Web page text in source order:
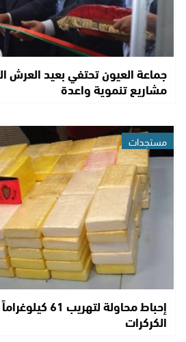
جماعة العيون تحتفي بعيد العرش
مشاريع تنموية واعدة
مستجدات
إحباط محاولة
الكركرات